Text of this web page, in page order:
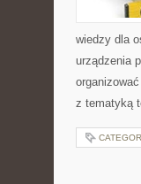
wiedzy dla
urządzenia
z tematyką